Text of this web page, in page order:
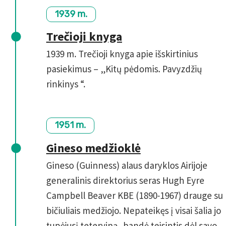
1939 m.
Trečioji knyga
1939 m. Trečioji knyga apie išskirtinius
pasiekimus – „Kitų pėdomis. Pavyzdžių
rinkinys “.
1951 m.
Gineso medžioklė
Gineso (Guinness) alaus daryklos Airijoje
generalinis direktorius seras Hugh Eyre
Campbell Beaver KBE (1890-1967) drauge su
bičiuliais medžiojo. Nepateikęs į visai šalia jo